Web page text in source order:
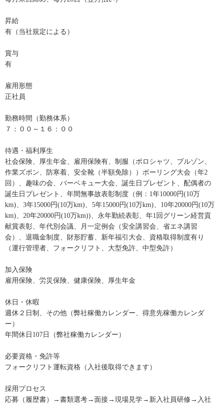
昇給
有（当社規定による）
賞与
有
雇用形態
正社員
勤務時間（勤務体系）
７：００～１６：００
待遇・福利厚生
社会保険、厚生年金、雇用保険有、制服（ポロシャツ、ブルゾン、
作業ズボン、防寒着、安全靴（半額免除））ボーリング大会（年2
回）、趣味の会、バーベキュー大会、誕生日プレゼント、配偶者の
誕生日プレゼント、年間無事故表彰制度（例：1年10000円(10万
km)、3年15000円(10万km)、5年15000円(10万km)、10年20000円(10万
km)、20年20000円(10万km))、永年勤続表彰、年1回グリーン経営貢
献賞表彰、年代別会議、月一定例会（安全講習会、省エネ講習
会）、退職金制度、財形貯蓄、新年福引大会、資格取得制度有り
（運行管理者、フォークリフト、大型免許、中型免許）
加入保険
雇用保険、労災保険、健康保険、厚生年金
休日・休暇
週休２日制、その他（弊社稼働カレンダー、得意先稼働カレンダ
ー）
年間休日107日（弊社稼働カレンダー）
必要資格・免許等
フォークリフト運転資格（入社後取得できます）
採用プロセス
応募（履歴書）→書類選考→面接→現場見学→新入社員研修→入社